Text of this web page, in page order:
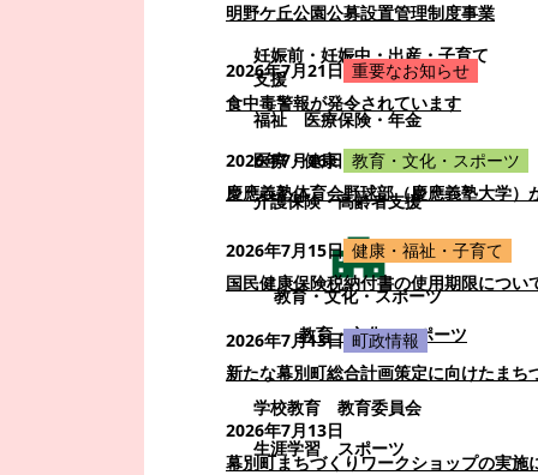
妊娠前・妊娠中・出産・子育て
支援
福祉
医療保険・年金
医療・健康
介護保険・高齢者支援
教育・文化・スポーツ
教育・文化・スポーツ
学校教育
教育委員会
生涯学習
スポーツ
明野ケ丘公園公募設置管理制度事業
2026年7月21日 重要なお知らせ
食中毒警報が発令されています
2026年7月16日 教育・文化・スポーツ
慶應義塾体育会野球部（慶應義塾大学）
2026年7月15日 健康・福祉・子育て
国民健康保険税納付書の使用期限につい
2026年7月13日 町政情報
新たな幕別町総合計画策定に向けたまち
2026年7月13日
幕別町まちづくりワークショップの実施